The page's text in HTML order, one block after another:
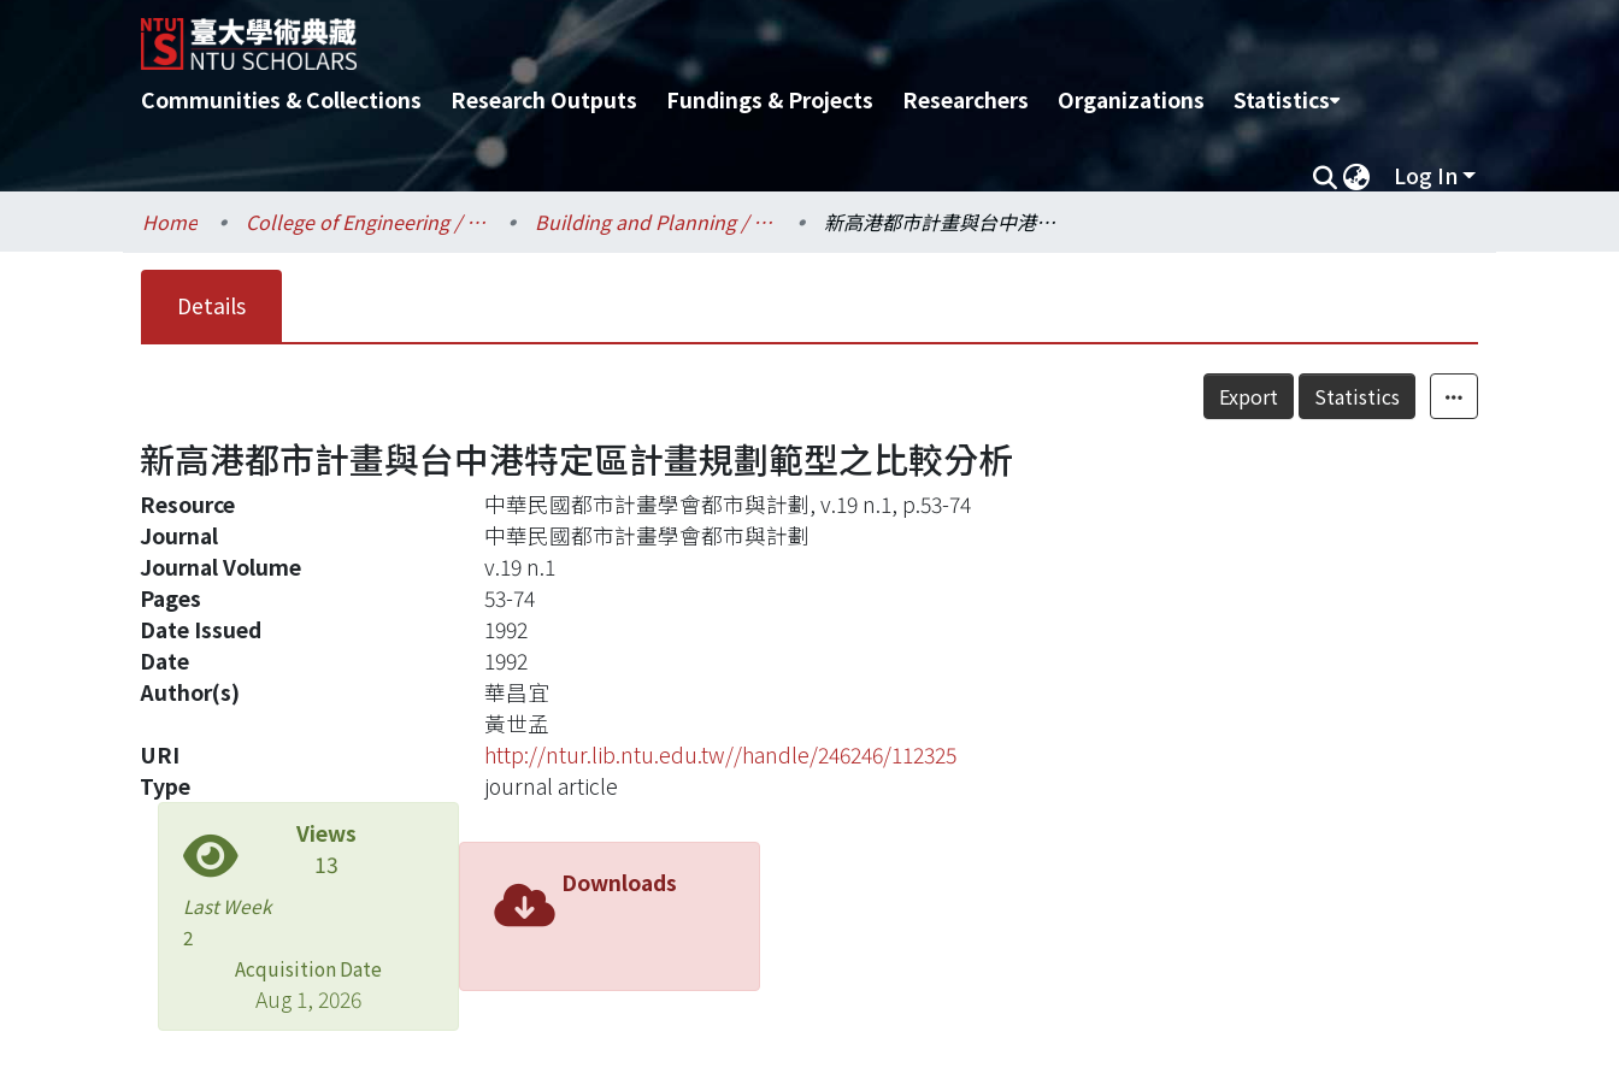
Communities & Collections Research Outputs Fundings & Projects Researchers Organizations Statistics
Log In
Home College of Engineering / 工學院 Building and Planning / 建築與城鄉研究所 新高港都市計畫與台中港特定區計畫規劃範型之比較分析
Details
Export Statistics
新高港都市計畫與台中港特定區計畫規劃範型之比較分析
Resource
中華民國都市計畫學會都市與計劃, v.19 n.1, p.53-74
Journal
中華民國都市計畫學會都市與計劃
Journal Volume
v.19 n.1
Pages
53-74
Date Issued
1992
Date
1992
Author(s)
華昌宜
黃世孟
URI
http://ntur.lib.ntu.edu.tw//handle/246246/112325
Type
journal article
Views
13
Last Week
2
Acquisition Date
Aug 1, 2026
Downloads